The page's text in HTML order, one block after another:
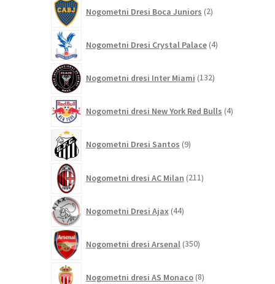
Nogometni Dresi Boca Juniors 2izdelka
Nogometni Dresi Crystal Palace 4izdelki
Nogometni dresi Inter Miami 132izdelkov
Nogometni dresi New York Red Bulls 4izdelki
Nogometni Dresi Santos 9izdelkov
Nogometni dresi AC Milan 211izdelkov
Nogometni Dresi Ajax 44izdelkov
Nogometni dresi Arsenal 350izdelkov
Nogometni dresi AS Monaco 8